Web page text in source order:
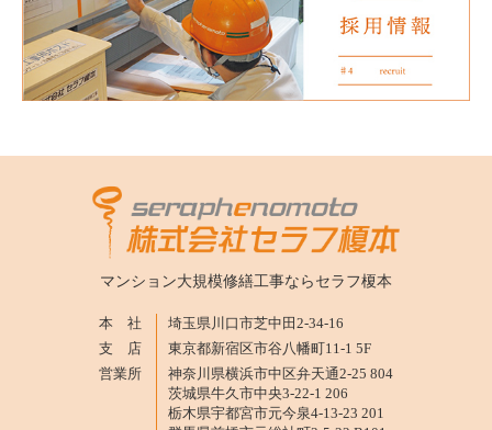
マンション大規模修繕工事なら セラフ榎本
本 社
埼玉県川口市芝中田2-34-16
支 店
東京都新宿区市谷八幡町11-1 5F
営業所
神奈川県横浜市中区弁天通2-25 804
茨城県牛久市中央3-22-1 206
栃木県宇都宮市元今泉4-13-23 201